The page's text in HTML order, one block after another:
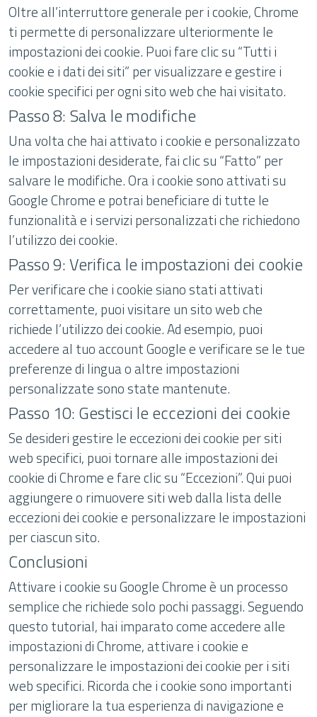
Oltre all’interruttore generale per i cookie, Chrome
ti permette di personalizzare ulteriormente le
impostazioni dei cookie. Puoi fare clic su “Tutti i
cookie e i dati dei siti” per visualizzare e gestire i
cookie specifici per ogni sito web che hai visitato.
Passo 8: Salva le modifiche
Una volta che hai attivato i cookie e personalizzato
le impostazioni desiderate, fai clic su “Fatto” per
salvare le modifiche. Ora i cookie sono attivati su
Google Chrome e potrai beneficiare di tutte le
funzionalità e i servizi personalizzati che richiedono
l’utilizzo dei cookie.
Passo 9: Verifica le impostazioni dei cookie
Per verificare che i cookie siano stati attivati
correttamente, puoi visitare un sito web che
richiede l’utilizzo dei cookie. Ad esempio, puoi
accedere al tuo account Google e verificare se le tue
preferenze di lingua o altre impostazioni
personalizzate sono state mantenute.
Passo 10: Gestisci le eccezioni dei cookie
Se desideri gestire le eccezioni dei cookie per siti
web specifici, puoi tornare alle impostazioni dei
cookie di Chrome e fare clic su “Eccezioni”. Qui puoi
aggiungere o rimuovere siti web dalla lista delle
eccezioni dei cookie e personalizzare le impostazioni
per ciascun sito.
Conclusioni
Attivare i cookie su Google Chrome è un processo
semplice che richiede solo pochi passaggi. Seguendo
questo tutorial, hai imparato come accedere alle
impostazioni di Chrome, attivare i cookie e
personalizzare le impostazioni dei cookie per i siti
web specifici. Ricorda che i cookie sono importanti
per migliorare la tua esperienza di navigazione e